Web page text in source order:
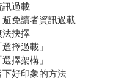
訊過載
避免讀者資訊過載
法抉擇
擇過載」
擇架構」
下好印象的方法